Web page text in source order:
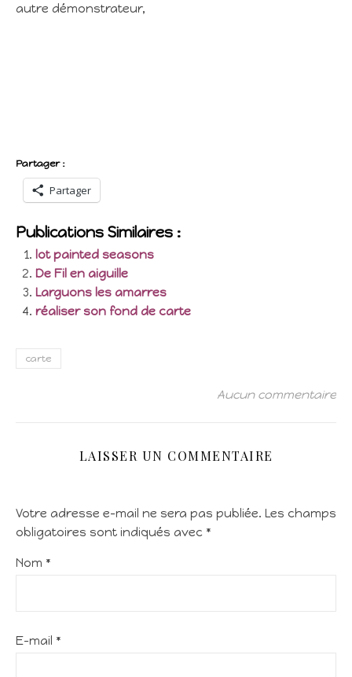
autre démonstrateur,
Partager :
Partager
Publications Similaires :
lot painted seasons
De Fil en aiguille
Larguons les amarres
réaliser son fond de carte
carte
Aucun commentaire
LAISSER UN COMMENTAIRE
Votre adresse e-mail ne sera pas publiée. Les champs
obligatoires sont indiqués avec *
Nom *
E-mail *